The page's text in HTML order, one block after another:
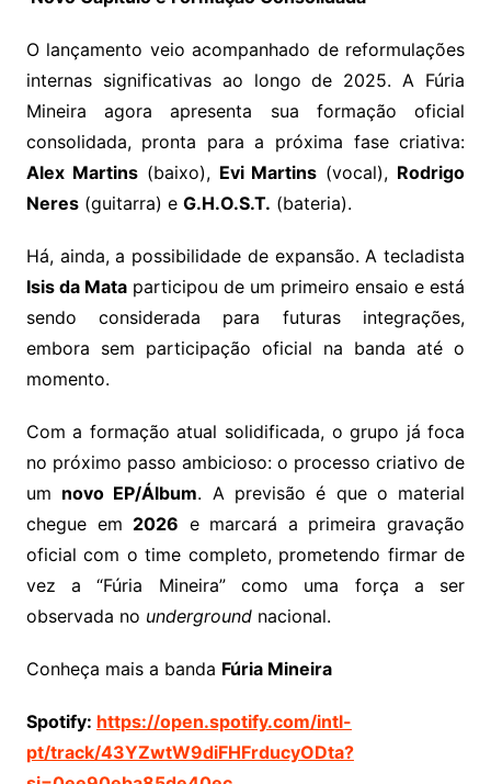
O lançamento veio acompanhado de reformulações
internas significativas ao longo de 2025. A Fúria
Mineira agora apresenta sua formação oficial
consolidada, pronta para a próxima fase criativa:
Alex Martins(baixo), Evi Martins (vocal), Rodrigo
Neres(guitarra) e G.H.O.S.T. (bateria).
Há, ainda, a possibilidade de expansão. A tecladista
Isis da Mataparticipou de um primeiro ensaio e está
sendo considerada para futuras integrações,
embora sem participação oficial na banda até o
momento.
Com a formação atual solidificada, o grupo já foca
no próximo passo ambicioso: o processo criativo de
um novo EP/Álbum. A previsão é que o material
chegue em 2026 e marcará a primeira gravação
oficial com o time completo, prometendo firmar de
vez a “Fúria Mineira” como uma força a ser
observada no undergroundnacional.
Conheça mais a banda Fúria Mineira
Spotify: https://open.spotify.com/intl-
pt/track/43YZwtW9diFHFrducyODta?